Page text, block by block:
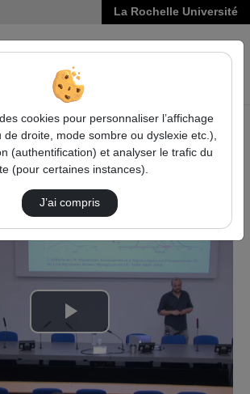
La Rochelle Université
VIDÉOS
Santé
Summer School on Document
For Handwriting Analysis
Lire
la
cookies pour personnaliser l’affichage
droite, mode sombre ou dyslexie etc.),
(authentification) et analyser le trafic du
(pour certaines instances).
J’ai compris